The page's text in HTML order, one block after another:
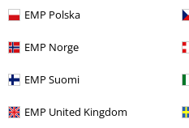
EMP Polska
EMP Norge
EMP Suomi
EMP United Kingdom
249,99 €
Distortion
Bikerboot